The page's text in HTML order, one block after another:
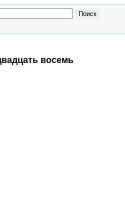
восемь